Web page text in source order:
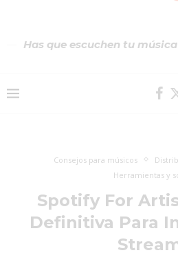
Has que escuchen tu
Consejos para músicos
Herramientas y
Spotify For
Definitiva Para